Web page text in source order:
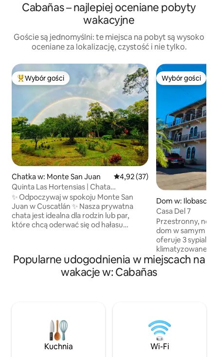
Cabañas – najlepiej oceniane pobyty
wakacyjne
Goście są jednomyślni: te miejsca na pobyt są wysoko
oceniane za lokalizację, czystość i nie tylko.
Najpopularniejsze z kategorii Wybór gości
Wybór gości
Chatka w: Monte San Juan Średnia ocena: 4,92 na 5,
4,92 (37)
Quinta Las Hortensias | Chata
w Cuscatlán
✨ Odpoczywaj w spokoju Monte San
Juan w Cuscatlán ✨ Nasza prywatna
chata jest idealna dla rodzin lub par,
które chcą oderwać się od hałasu
Przestronna prywatna nieruchomość 🔥
Miejsce na ognisko 🍳 W pełni
wyposażona kuchnia 📶 Wi-Fi 🚗 Parking
autentycznym, naturalnym
doświadczeniem.
Wybór gości
Wybór gości
Dom w: Ilobasco
Casa Del 7
Przestronny,
dom w samym
oferuje 3
klimatyzowane
szybkie Wi-Fi,
dla rodzin, osób
dłuższe pobyty.
i pięknymi
lub wygodnej
powietrzu.
ułatwiająca
Popularne udogodnienia w miejscach na
wakacje w: Cabañas
Kuchnia Wi-Fi